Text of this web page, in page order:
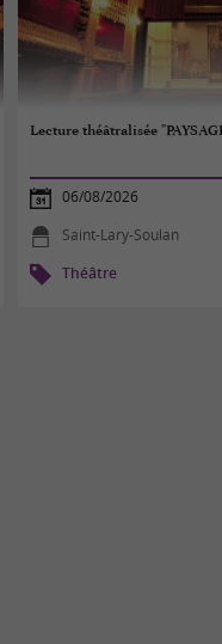
Lecture théâtralisée
06/08/2026
Saint-Lary-Soulan
Théâtre